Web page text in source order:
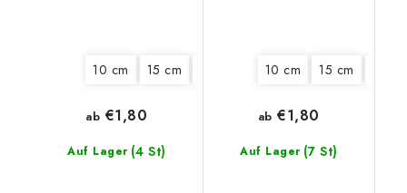
10 cm 15 cm 22 cm
Auf Lager (4 St)
ab €1,80
10 cm 15 cm
Auf Lager (7 St)
ab €1,80